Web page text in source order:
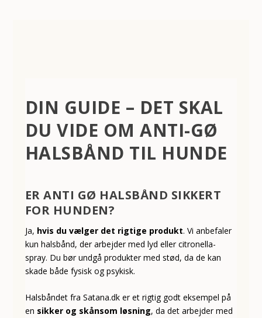
DIN GUIDE – DET SKAL
DU VIDE OM ANTI-GØ
HALSBÅND TIL HUNDE
ER ANTI GØ HALSBÅND SIKKERT
FOR HUNDEN?
Ja, hvis du vælger det rigtige produkt. Vi anbefaler
kun halsbånd, der arbejder med lyd eller citronella-
spray. Du bør undgå produkter med stød, da de kan
skade både fysisk og psykisk.
Halsbåndet fra Satana.dk er et rigtig godt eksempel på
en sikker og skånsom løsning, da det arbejder med